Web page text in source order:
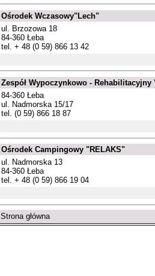
Ośrodek Wczasowy"Lech"
ul. Brzozowa 18
84-360 Łeba
tel. + 48 (0 59) 866 13 42
Zespół Wypoczynkowo - Rehabilitacyjny
84-360 Łeba
ul. Nadmorska 15/17
tel. (0 59) 866 18 87
Ośrodek Campingowy "RELAKS"
ul. Nadmorska 13
84-360 Łeba
tel. + 48 (0 59) 866 19 04
Strona główna